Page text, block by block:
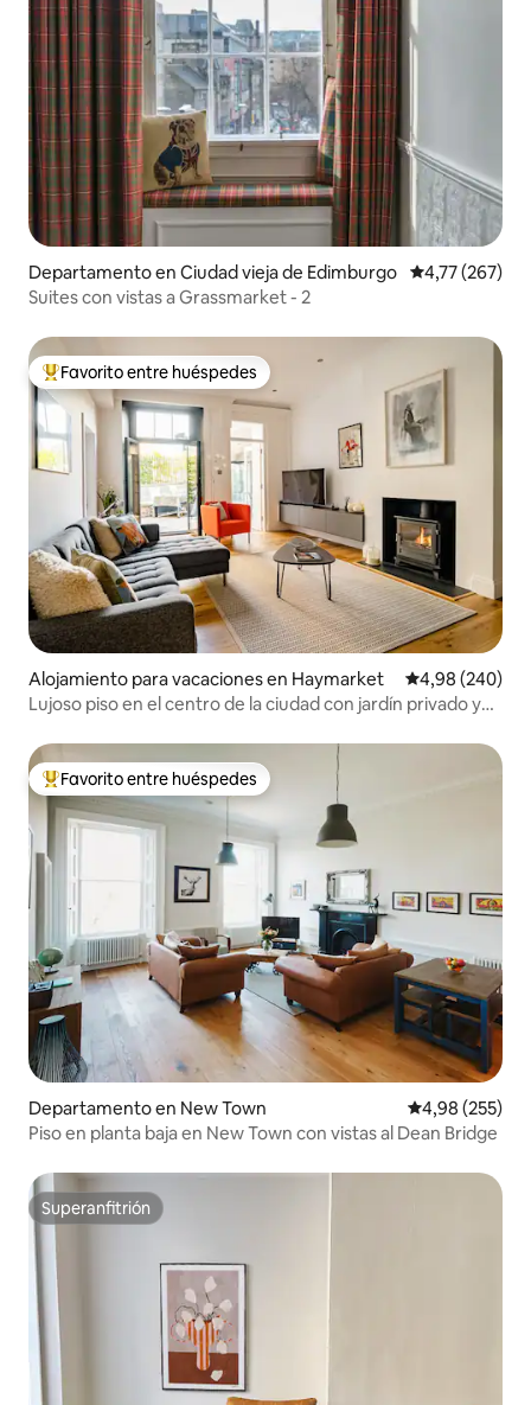
Departamento en Ciudad vieja de Edimburgo Calificación
4,77 (267)
Suites con vistas a Grassmarket - 2
Favorito entre los huéspedes más destacados
Favorito entre huéspedes
Alojamiento para vacaciones en Haymarket Calificación
4,98 (240)
Lujoso piso en el centro de la ciudad con jardín privado y
Favorito entre los huéspedes más destacados
Favorito entre huéspedes
Departamento en New Town Calificación
4,98 (255)
Piso en planta baja en New Town con vistas al Dean Bridge
Superanfitrión
Superanfitrión